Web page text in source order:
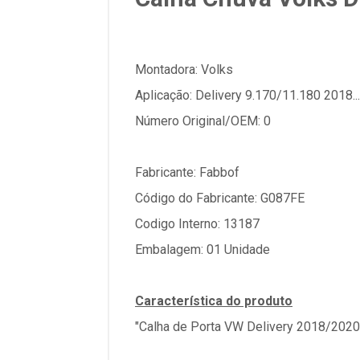
Montadora: Volks
Aplicação: Delivery 9.170/11.180 2018...
Número Original/OEM: 0
Fabricante: Fabbof
Código do Fabricante: G087FE
Codigo Interno: 13187
Embalagem: 01 Unidade
Característica do produto
"Calha de Porta VW Delivery 2018/